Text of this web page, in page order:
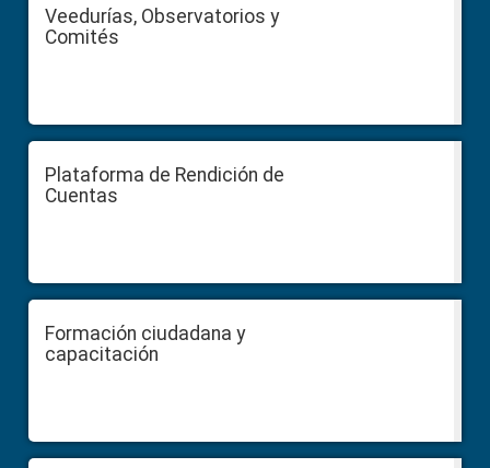
Veedurías, Observatorios y
Comités
Plataforma de Rendición de
Cuentas
Formación ciudadana y
capacitación